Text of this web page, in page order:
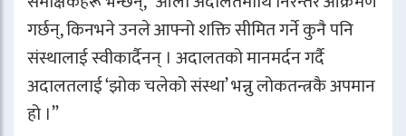
गर्छन्, किनभने उनले आफ्नो शक्ति सीमित गर्ने कुनै पनि
संस्थालाई स्वीकार्दैनन् । अदालतको मानमर्दन गर्दै
अदालतलाई ‘झोक चलेको संस्था’ भन्नु लोकतन्त्रकै अपमान
हो ।”